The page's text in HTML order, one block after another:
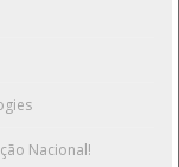
Nacional!